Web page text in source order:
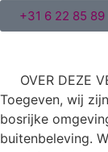
+31 6 22 85
OVER DEZE
Toegeven, wij
bosrijke
buitenbeleving.